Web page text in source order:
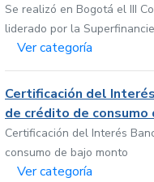
Se realizó en Bogotá el III
liderado por la
Ver categoría
Certificación del
de crédito de consumo
Certificación del Interés
consumo de bajo monto
Ver categoría